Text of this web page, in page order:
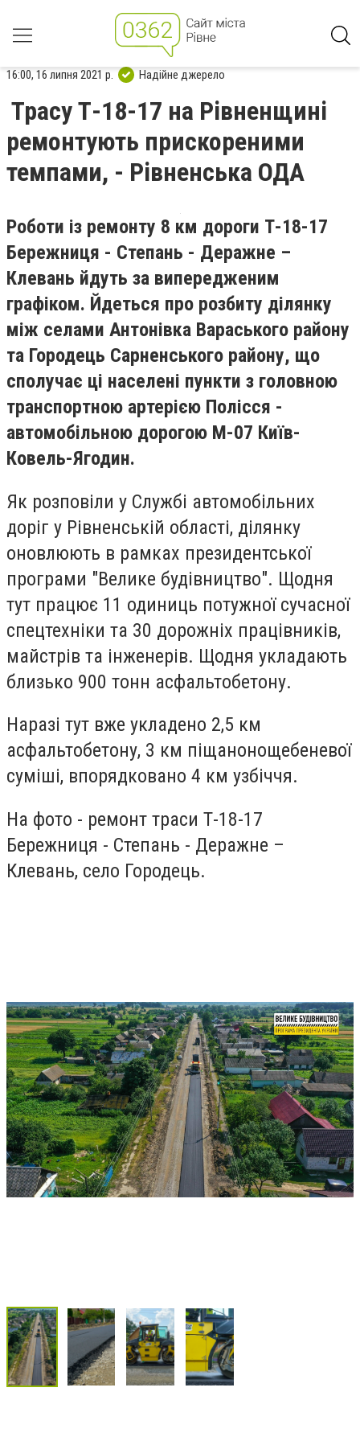
16:00, 16 липня 2021 р. Надійне джерело
Трасу Т-18-17 на Рівненщині
ремонтують прискореними
темпами, - Рівненська ОДА
Роботи із ремонту 8 км дороги Т-18-17
Бережниця - Степань - Деражне –
Клевань йдуть за випередженим
графіком. Йдеться про розбиту ділянку
між селами Антонівка Вараського району
та Городець Сарненського району, що
сполучає ці населені пункти з головною
транспортною артерією Полісся -
автомобільною дорогою М-07 Київ-
Ковель-Ягодин.
Як розповіли у Службі автомобільних
доріг у Рівненській області, ділянку
оновлюють в рамках президентської
програми "Велике будівництво". Щодня
тут працює 11 одиниць потужної сучасної
спецтехніки та 30 дорожніх працівників,
майстрів та інженерів. Щодня укладають
близько 900 тонн асфальтобетону.
Наразі тут вже укладено 2,5 км
асфальтобетону, 3 км піщанонощебеневої
суміші, впорядковано 4 км узбіччя.
На фото - ремонт траси Т-18-17
Бережниця - Степань - Деражне –
Клевань, село Городець.